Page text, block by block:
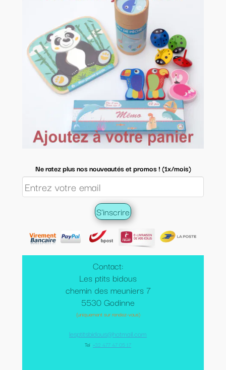
Contact:
Les ptits bidous
chemin des meuniers 7
5530 Godinne
(uniquement sur rendez-vous)
lesptitsbidous@hotmail.com
Tel: +32 477 47 05 17
Ne ratez plus nos nouveautés et promos ! (1x/mois)